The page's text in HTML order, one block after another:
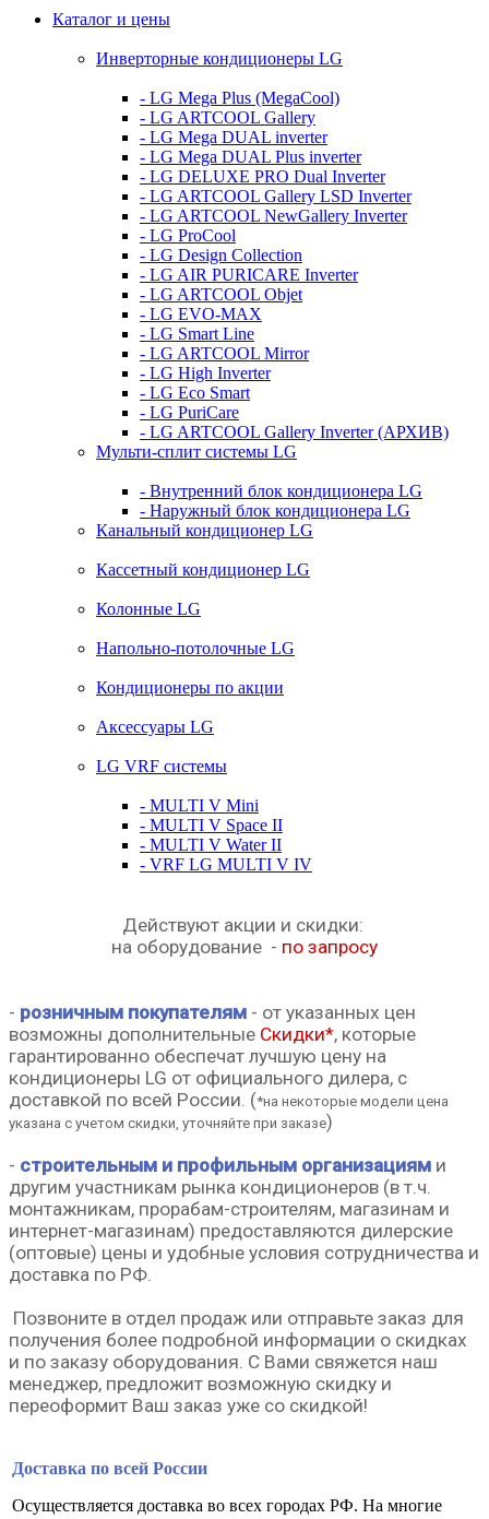
Каталог и цены
Инверторные кондиционеры LG
- LG Mega Plus (MegaCool)
- LG ARTCOOL Gallery
- LG Mega DUAL inverter
- LG Mega DUAL Plus inverter
- LG DELUXE PRO Dual Inverter
- LG ARTCOOL Gallery LSD Inverter
- LG ARTCOOL NewGallery Inverter
- LG ProCool
- LG Design Collection
- LG AIR PURICARE Inverter
- LG ARTCOOL Objet
- LG EVO-MAX
- LG Smart Line
- LG ARTCOOL Mirror
- LG High Inverter
- LG Eco Smart
- LG PuriCare
- LG ARTCOOL Gallery Inverter (АРХИВ)
Мульти-сплит системы LG
- Внутренний блок кондиционера LG
- Наружный блок кондиционера LG
Канальный кондиционер LG
Кассетный кондиционер LG
Колонные LG
Напольно-потолочные LG
Кондиционеры по акции
Аксессуары LG
LG VRF системы
- MULTI V Mini
- MULTI V Space II
- MULTI V Water II
- VRF LG MULTI V IV
Действуют акции и скидки:
на оборудование - по запросу
- розничным покупателям - от указанных цен
возможны дополнительные Скидки*, которые
гарантированно обеспечат лучшую цену на
кондиционеры LG от официального дилера, с
доставкой по всей России. (*на некоторые модели цена
указана с учетом скидки, уточняйте при заказе)
- строительным и профильным организациям и
другим участникам рынка кондиционеров (в т.ч.
монтажникам, прорабам-строителям, магазинам и
интернет-магазинам) предоставляются дилерские
(оптовые) цены и удобные условия сотрудничества и
доставка по РФ.
Позвоните в отдел продаж или отправьте заказ для
получения более подробной информации о скидках
и по заказу оборудования. С Вами свяжется наш
менеджер, предложит возможную скидку и
переоформит Ваш заказ уже со скидкой!
Доставка по всей России
Осуществляется доставка во всех городах РФ. На многие